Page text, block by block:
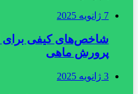
7 ژانویه 2025
شاخص‌های کیفی برای
پرورش ماهی
3 ژانویه 2025